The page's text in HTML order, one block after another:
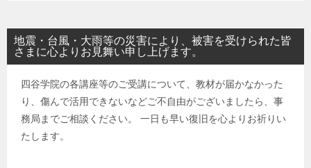
地震・台風・大雨等の災害により、被害を受けられた皆
さまに心よりお見舞い申し上げます。
四谷学院の各講座等のご受講について、教材が届かなかった
り、傷んで活用できないなどご不自由がございましたら、事
務局までご相談ください。 一日も早い復旧を心よりお祈りい
たします。